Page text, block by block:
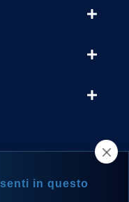
in questo